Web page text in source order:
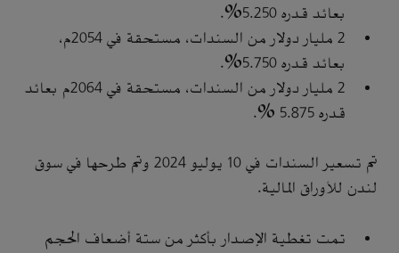
بعائد قدره 5.250%.
2 مليار دولار من السندات، مستحقة في 2054م،
بعائد قدره 5.750%.
2 مليار دولار من السندات، مستحقة في 2064م بعائد
قدره 5.875 %.
تم تسعير السندات في 10 يوليو 2024 وتم طرحها في سوق
لندن للأوراق المالية.
تمت تغطية الإصدار بأكثر من ستة أضعاف الحجم